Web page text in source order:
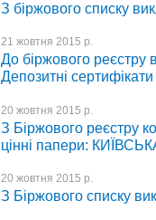
З біржового списку
21 жовтня 2015 р.
До біржового реєстру
Депозитні
20 жовтня 2015 р.
З Біржового реєстру
цінні папери:
20 жовтня 2015 р.
З Біржового списку